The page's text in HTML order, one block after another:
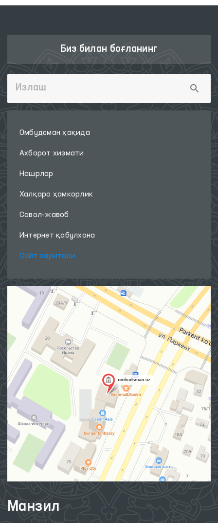
Биз билан боғланинг
Омбудсман ҳақида
Ахборот хизмати
Нашрлар
Халқаро ҳамкорлик
Савол-жавоб
Интернет қабулхона
Сайт харитаси
Манзил